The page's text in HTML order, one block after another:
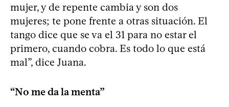
mujer, y de repente cambia y son dos
mujeres; te pone frente a otras situación. El
tango dice que se va el 31 para no estar el
primero, cuando cobra. Es todo lo que está
mal”, dice Juana.
“No me da la menta”